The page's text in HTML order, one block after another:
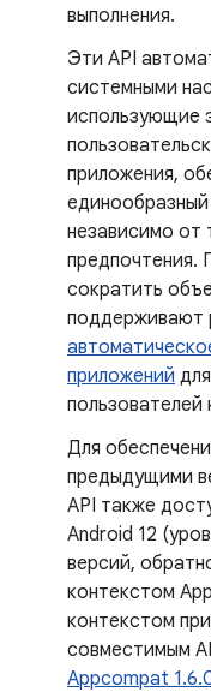
выполнения.
Эти API
системными
использующие
приложения,
независимо от
предпочтения.
сократить
поддерживают
приложений
пользователей
Для
предыдущими
API также
Android 12
версий,
контекстом
контекстом
совместимым
Appcompat